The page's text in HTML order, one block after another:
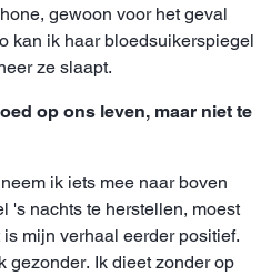
gewoon voor het geval
kan ik haar bloedsuikerspiegel
ze slaapt.
op ons leven, maar niet te
ik iets mee naar boven
's nachts te herstellen, moest
mijn verhaal eerder positief.
gezonder. Ik dieet zonder op